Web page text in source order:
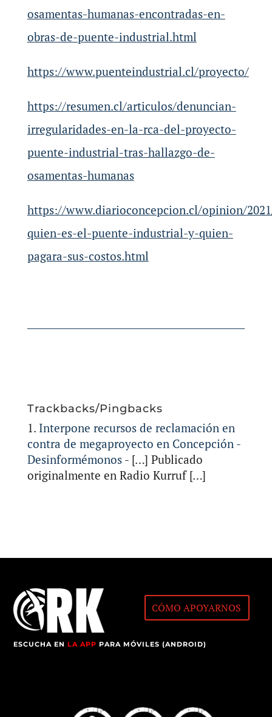
osamentas-humanas-encontradas-en-
obras-de-puente-industrial.html
https://www.puenteindustrial.cl/proyecto/
https://resumen.cl/articulos/denuncian-
irregularidades-en-la-rca-del-proyecto-
puente-industrial-tras-hallazgo-de-
osamentas-humanas
https://www.diarioconcepcion.cl/opinion/
quien-es-el-puente-industrial-y-quien-
pagara-sus-costos.html
Trackbacks/Pingbacks
Interpone recursos de reclamación en
contra de megaproyecto en Concepción -
Desinformémonos- […] Publicado
originalmente en Radio Kurruf […]
CÓMO APOYARNOS
ESCUCHA ENLA APP PARA MÓVILES (ANDROID)